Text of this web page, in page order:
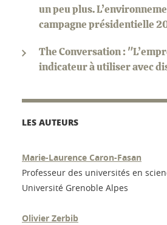
un peu plus.
campagne présidentielle
The Conversation :
indicateur à utiliser avec
LES AUTEURS
Marie-Laurence Caron-Fasan
Professeur des universités en
Université Grenoble Alpes
Olivier Zerbib